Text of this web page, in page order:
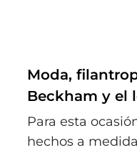
Moda,
Beckham y el
Para esta
hechos a